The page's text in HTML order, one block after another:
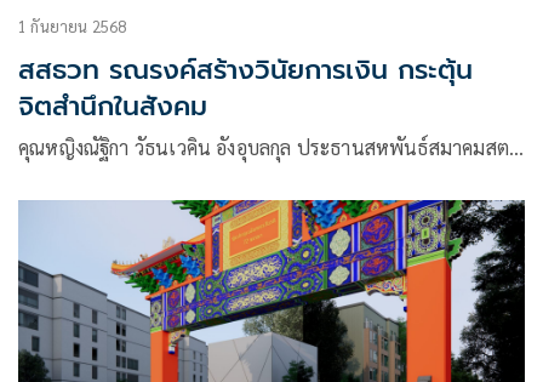
1 กันยายน 2568
สสธวท รณรงค์สร้างวินัยการเงิน กระตุ้น
จิตสำนึกในสังคม
คุณหญิงณัฐิกา วัธนเวคิน อังอุบลกุล ประธานสหพันธ์สมาคมสต…